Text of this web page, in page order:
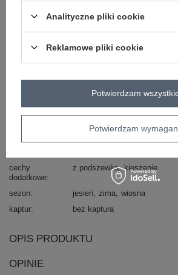
wypełnienie
nie dotyczy
rękaw
bez rękawów
casual
ocieplenie
bez ocieplenia
zapięcie
haftka
kamizelka futrzana
materiał
poliester
pranie w pralce w 30°C
cechy
dodatkowe
z podszewką kieszenie
sezon jesień zima wiosna
kaptur
bez kaptura
OPIS PRODUKTU
OPINIE
Analityczne pliki cookie
Reklamowe pliki cookie
Potwierdzam
Potwierdzam